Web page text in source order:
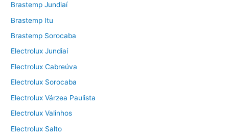
Brastemp Jundiaí
Brastemp Itu
Brastemp Sorocaba
Electrolux Jundiaí
Electrolux Cabreúva
Electrolux Sorocaba
Electrolux Várzea Paulista
Electrolux Valinhos
Electrolux Salto